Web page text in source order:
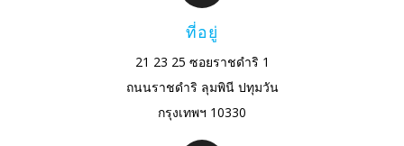
ที่อยู่
21 23 25 ซอยราชดำริ 1
ถนนราชดำริ ลุมพินี ปทุมวัน
กรุงเทพฯ 10330